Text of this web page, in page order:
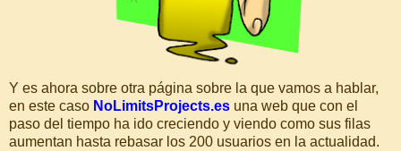
Y es ahora sobre otra página sobre la que vamos a hablar,
en este caso NoLimitsProjects.es una web que con el
paso del tiempo ha ido creciendo y viendo como sus filas
aumentan hasta rebasar los 200 usuarios en la actualidad.